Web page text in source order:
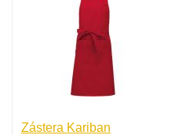
Zástera Kariban